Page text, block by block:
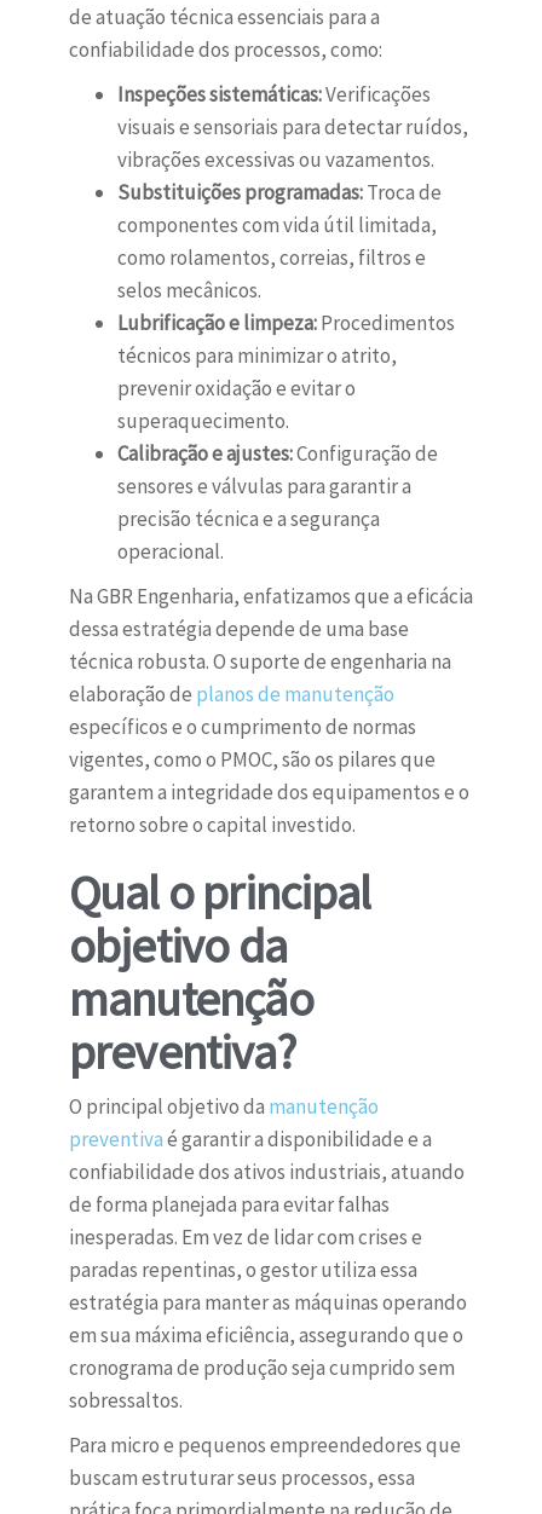
de atuação técnica essenciais para a
confiabilidade dos processos, como:
Inspeções sistemáticas:Verificações
visuais e sensoriais para detectar ruídos,
vibrações excessivas ou vazamentos.
Substituições programadas:Troca de
componentes com vida útil limitada,
como rolamentos, correias, filtros e
selos mecânicos.
Lubrificação e limpeza:Procedimentos
técnicos para minimizar o atrito,
prevenir oxidação e evitar o
superaquecimento.
Calibração e ajustes:Configuração de
sensores e válvulas para garantir a
precisão técnica e a segurança
operacional.
Na GBR Engenharia, enfatizamos que a eficácia
dessa estratégia depende de uma base
técnica robusta. O suporte de engenharia na
elaboração de planos de manutenção
específicos e o cumprimento de normas
vigentes, como o PMOC, são os pilares que
garantem a integridade dos equipamentos e o
retorno sobre o capital investido.
Qual o principal
objetivo da
manutenção
preventiva?
O principal objetivo da manutenção
preventivaé garantir a disponibilidade e a
confiabilidade dos ativos industriais, atuando
de forma planejada para evitar falhas
inesperadas. Em vez de lidar com crises e
paradas repentinas, o gestor utiliza essa
estratégia para manter as máquinas operando
em sua máxima eficiência, assegurando que o
cronograma de produção seja cumprido sem
sobressaltos.
Para micro e pequenos empreendedores que
buscam estruturar seus processos, essa